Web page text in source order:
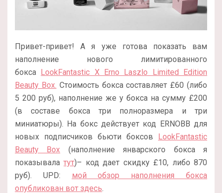
Привет-привет! А я уже готова показать вам
наполнение нового лимитированного
бокса
LookFantastic X Erno Laszlo Limited Edition
Beauty Box. Стоимость бокса составляет £60 (либо
5 200 руб), наполнение же у бокса на сумму £200
(в составе бокса три полноразмера и три
миниатюры). На бокс действует код ERNOBB для
новых подписчиков бьюти боксов
LookFantastic
Beauty Box (наполнение январского бокса я
показывалатут)– код дает скидку £10, либо 870
руб). UPD: мой обзор наполнения бокса
опубликован вот здесь.